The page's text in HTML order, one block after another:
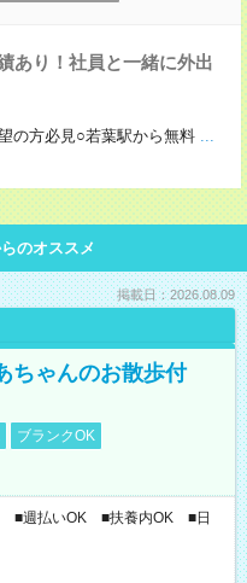
あり！社員と一緒に外出
の方必見○若葉駅から無料 ...
のオススメ
掲載日：2026.08.09
ちゃんのお散歩付
ブランクOK
■週払いOK ■扶養内OK ■日